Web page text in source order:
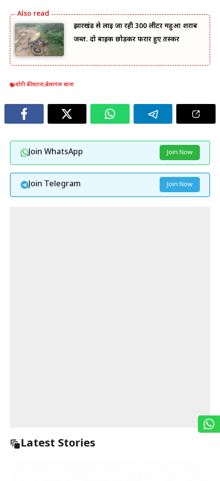
झारखंड से लाई जा रही 300 लीटर महुआ शराब
जब्त. दो बाइक छोड़कर फरार हुए तस्कर
चोरी की घटना,बेलागंज थाना
Join WhatsApp Join Now
Join Telegram Join Now
Latest Stories